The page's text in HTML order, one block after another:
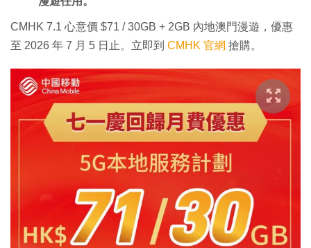
CMHK 7.1 心意價 $71 / 30GB + 2GB 內地澳門漫遊，優惠
至 2026 年 7 月 5 日止。立即到 CMHK 官網 搶購。